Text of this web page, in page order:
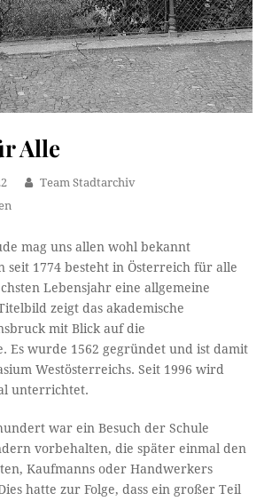
Alle
Team Stadtarchiv
mag uns allen wohl bekannt
seit 1774 besteht in Österreich für alle
Lebensjahr eine allgemeine
zeigt das akademische
mit Blick auf die
Es wurde 1562 gegründet und ist damit
Westösterreichs. Seit 1996 wird
unterrichtet.
war ein Besuch der Schule
vorbehalten, die später einmal den
Kaufmanns oder Handwerkers
hatte zur Folge, dass ein großer Teil